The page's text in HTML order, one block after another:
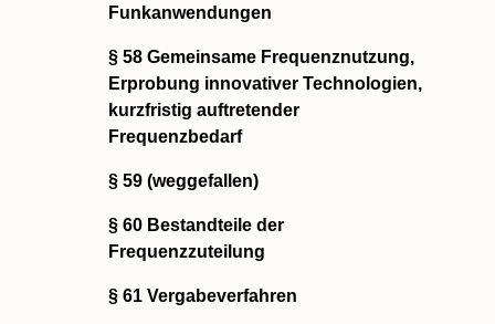
Funkanwendungen
§ 58 Gemeinsame Frequenznutzung,
Erprobung innovativer Technologien,
kurzfristig auftretender
Frequenzbedarf
§ 59 (weggefallen)
§ 60 Bestandteile der
Frequenzzuteilung
§ 61 Vergabeverfahren